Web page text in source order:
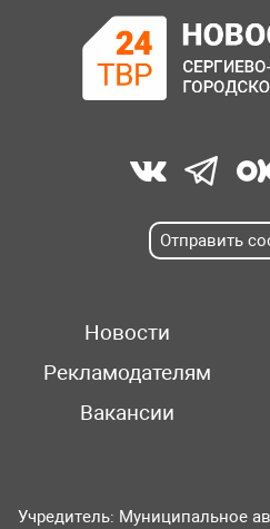
Отправить
Новости
Рекламодателям
Вакансии
Учредитель: Муниципальное